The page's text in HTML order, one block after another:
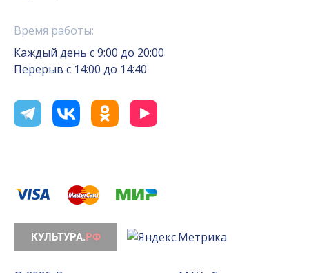
Время работы:
Каждый день с 9:00 до 20:00
Перерыв с 14:00 до 14:40